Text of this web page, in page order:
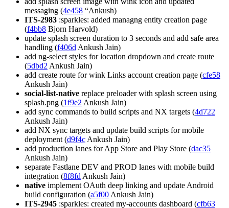
messaging (4e458 “Ankush)
ITS-2983 :sparkles: added managng entity creation page
(f4bb8 Bjorn Harvold)
update splash screen duration to 3 seconds and add safe area
handling (f406d Ankush Jain)
add ng-select styles for location dropdown and create route
(5dbd2 Ankush Jain)
add create route for wink Links account creation page (cfe58
Ankush Jain)
social-list-native replace preloader with splash screen using
splash.png (1f9e2 Ankush Jain)
add sync commands to build scripts and NX targets (4d722
Ankush Jain)
add NX sync targets and update build scripts for mobile
deployment (d9f4c Ankush Jain)
add production lanes for App Store and Play Store (dac35
Ankush Jain)
separate Fastlane DEV and PROD lanes with mobile build
integration (8f8fd Ankush Jain)
native implement OAuth deep linking and update Android
build configuration (a5f00 Ankush Jain)
ITS-2945 :sparkles: created my-accounts dashboard (cfb63